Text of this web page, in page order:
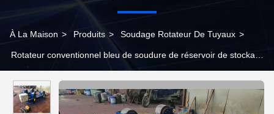
À La Maison > Produits > Soudage Rotateur De Tuyaux >
Rotateur conventionnel bleu de soudure de réservoir de stockage
pression 10T